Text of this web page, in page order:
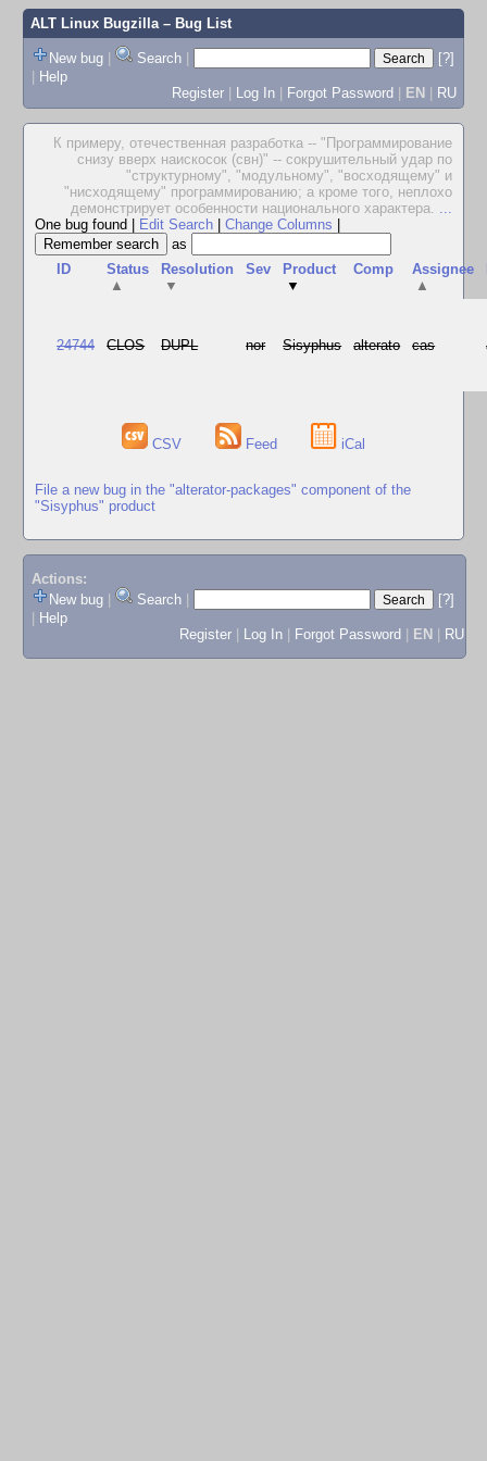
ALT Linux Bugzilla– Bug List
New bug | Search |
[?]
| Help
Register | Log In | Forgot Password | EN | RU
К примеру, отечественная разработка -- "Программирование
снизу вверх наискосок (свн)" -- сокрушительный удар по
"структурному", "модульному", "восходящему" и
"нисходящему" программированию; а кроме того, неплохо
демонстрирует особенности национального характера. ...
One bug found
Edit Search Change Columns
as
ID
Status
▲
Resolution
▼
Sev
Product
▼
Comp
Assignee
▲
24744 CLOS DUPL nor Sisyphus alterato cas
CSV Feed iCal
File a new bug in the "alterator-packages" component of the
"Sisyphus" product
Actions:
New bug
Search
[?]
Help
Register
Log In Forgot Password EN RU